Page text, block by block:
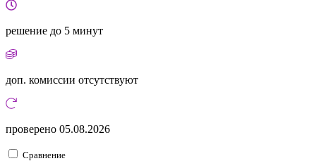
решение до 5 минут
доп. комиссии отсутствуют
проверено 05.08.2026
Сравнение